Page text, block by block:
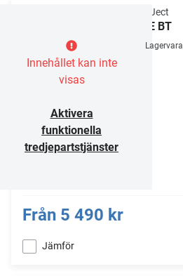
Innehållet kan inte
visas
Aktivera
funktionella
tredjepartstjänster
Pro-Ject
VT-E BT
Lagervara
Från 5 490 kr
Jämför